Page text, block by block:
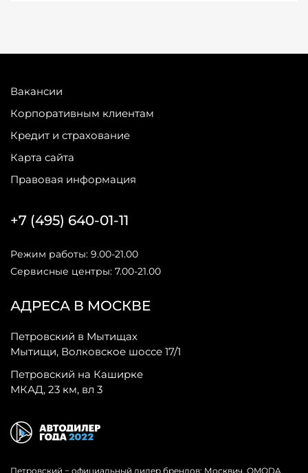
Вакансии
Корпоративным клиентам
Кредит и страхование
Карта сайта
Правовая информация
АДРЕСА В МОСКВЕ
Петровский в Мытищах
Мытищи, Волковское шоссе 17/1
Петровский на Каширке
МКАД, 23 км, вл 3
+7 (495) 640-01-11
Режим работы: 9.00-21.00
Сервисные центры: 7.00-21.00
Петровский − официальный дилер брендов: Москвич, OMODA,